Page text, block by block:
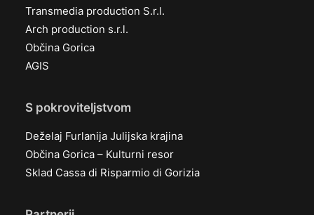
Transmedia production S.r.l.
Arch production s.r.l.
Občina Gorica
AGIS
S pokroviteljstvom
Deželaj Furlanija Julijska krajina
Občina Gorica – Kulturni resor
Sklad Cassa di Risparmio di Gorizia